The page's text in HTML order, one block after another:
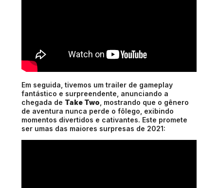
Em seguida, tivemos um trailer de gameplay
fantástico e surpreendente, anunciando a
chegada de Take Two , mostrando que o gênero
de aventura nunca perde o fôlego, exibindo
momentos divertidos e cativantes. Este promete
ser umas das maiores surpresas de 2021: